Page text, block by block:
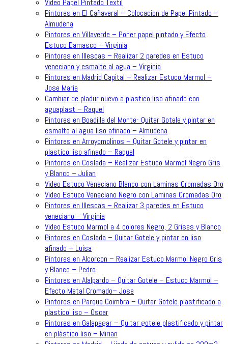
Video Papel Pintado Textil
Pintores en El Cañaveral – Colocacion de Papel Pintado –
Almudena
Pintores en Villaverde – Poner papel pintado y Efecto
Estuco Damasco – Virginia
Pintores en Illescas – Realizar 2 paredes en Estuco
veneciano y esmalte al agua – Virginia
Pintores en Madrid Capital – Realizar Estuco Marmol –
Jose Maria
Cambiar de pladur nuevo a plastico liso afinado con
aguaplast – Raquel
Pintores en Boadilla del Monte- Quitar Gotele y pintar en
esmalte al agua liso afinado – Almudena
Pintores en Arroyomolinos – Quitar Gotele y pintar en
plastico liso afinado – Raquel
Pintores en Coslada – Realizar Estuco Marmol Negro Gris
y Blanco – Julian
Video Estuco Veneciano Blanco con Laminas Cromadas Oro
Video Estuco Veneciano Negro con Laminas Cromadas Oro
Pintores en Illescas – Realizar 3 paredes en Estuco
veneciano – Virginia
Video Estuco Marmol a 4 colores Negro, 2 Grises y Blanco
Pintores en Coslada – Quitar Gotele y pintar en liso
afinado – Luisa
Pintores en Alcorcon – Realizar Estuco Marmol Negro Gris
y Blanco – Pedro
Pintores en Alalpardo – Quitar Gotele – Estuco Marmol –
Efecto Metal Cromado– Jose
Pintores en Parque Coimbra – Quitar Gotele plastificado a
plastico liso – Oscar
Pintores en Galapagar – Quitar gotele plastificado y pintar
en plástico liso – Mirian